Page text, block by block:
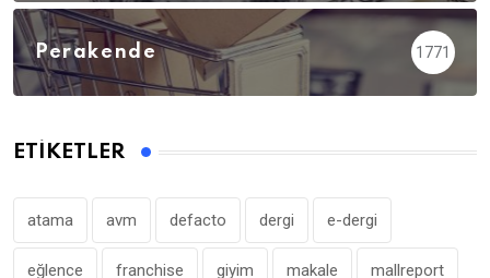
Perakende 1771
ETIKETLER
atama avm defacto dergi e-dergi
eğlence franchise giyim makale mallreport